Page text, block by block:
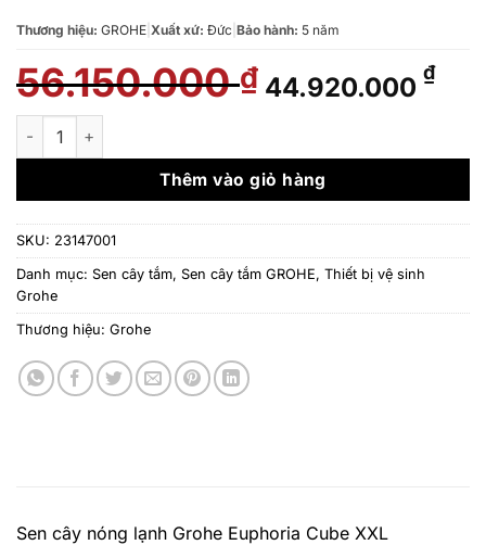
Thương hiệu: GROHE Xuất xứ: Đức Bảo hành: 5 năm
56.150.000₫ Giá
gốc
56.150.000 ₫.
44.920.000 ₫Giá
là:
Sen cây nóng lạnh Grohe Euphoria Cube XXL 23147001 số
Thêm vào giỏ hàng
SKU: 23147001
Danh mục: Sen cây tắm, Sen cây tắm GROHE, Thiết bị vệ sinh
Grohe
Thương hiệu: Grohe
Sen cây nóng lạnh Grohe Euphoria Cube XXL